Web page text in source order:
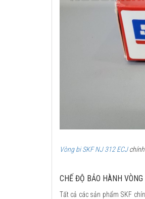
Vòng bi SKF NJ 312 ECJchính
CHẾ ĐỘ BẢO HÀNH
Tất cả các sản phẩm SKF